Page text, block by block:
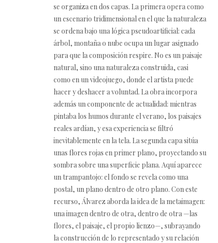
se organiza en dos capas. La primera opera como
un escenario tridimensional en el que la naturaleza
se ordena bajo una lógica pseudoartificial: cada
árbol, montaña o nube ocupa un lugar asignado
para que la composición respire. No es un paisaje
natural, sino una naturaleza construida, casi
como en un videojuego, donde el artista puede
hacer y deshacer a voluntad. La obra incorpora
además un componente de actualidad: mientras
pintaba los humos durante el verano, los paisajes
reales ardían, y esa experiencia se filtró
inevitablemente en la tela. La segunda capa sitúa
unas flores rojas en primer plano, proyectando su
sombra sobre una superficie plana. Aquí aparece
un trampantojo: el fondo se revela como una
postal, un plano dentro de otro plano. Con este
recurso, Álvarez aborda la idea de la metaimagen:
una imagen dentro de otra, dentro de otra —las
flores, el paisaje, el propio lienzo—, subrayando
la construcción de lo representado y su relación